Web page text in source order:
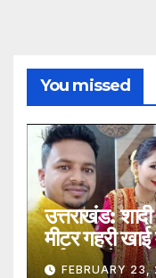
You missed
उत्तराखंड:
मीटर गहरी
दर्दनाक मौत
FEBRUARY 23,